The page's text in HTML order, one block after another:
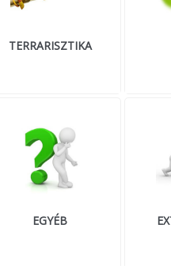
TERRARISZTIKA
EGYÉB